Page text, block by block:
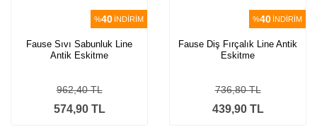
%40 İNDİRİM
Fause Sıvı Sabunluk Line
Antik Eskitme
574,90 TL
962,40 TL
%40 İNDİRİM
Fause Diş Fırçalık Line Antik
Eskitme
439,90 TL
736,80 TL